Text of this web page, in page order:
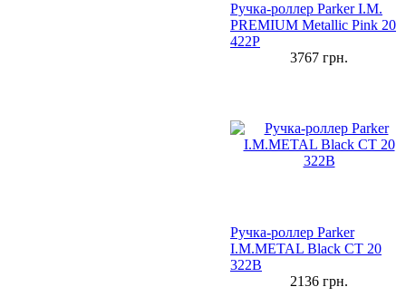
Ручка-роллер Parker I.M.
PREMIUM Metallic Pink 20
422P
3767 грн.
Ручка-роллер Parker
I.M.METAL Black CT 20
322B
2136 грн.